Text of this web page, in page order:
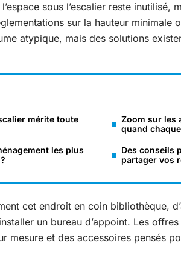
sous l’escalier reste inutilisé,
sur la hauteur minimale
atypique, mais des solutions
mérite toute
les plus
Zoom sur les
quand
Des conseils
partager vos
cet endroit en coin bibliothèque,
un bureau d’appoint. Les
mesure et des accessoires pensés